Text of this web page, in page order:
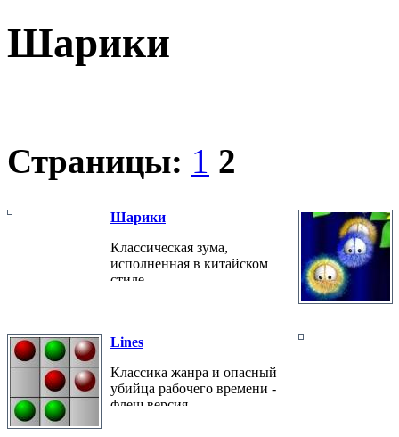
Шарики
Страницы: 1 2
Шарики
Классическая зума,
исполненная в китайском
стиле.
Lines
Классика жанра и опасный
убийца рабочего времени -
флеш версия...